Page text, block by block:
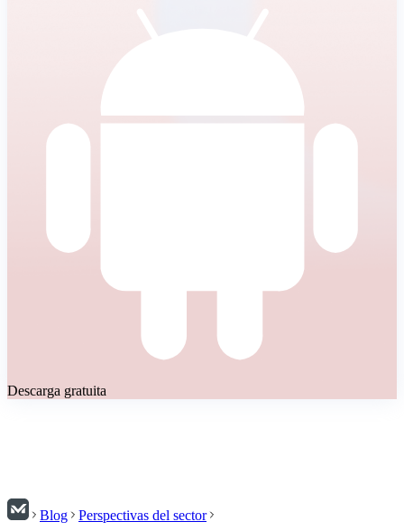
Descarga gratuita
Blog Perspectivas del sector